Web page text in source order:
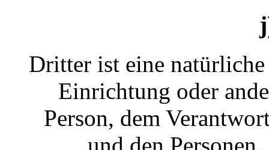
Dritter ist eine
Einrichtung oder
Person, dem
und den